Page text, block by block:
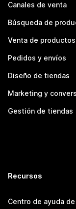
Canales de venta
Búsqueda de
Venta de productos
Pedidos y envíos
Diseño de tiendas
Marketing y
Gestión de tiendas
Recursos
Centro de ayuda